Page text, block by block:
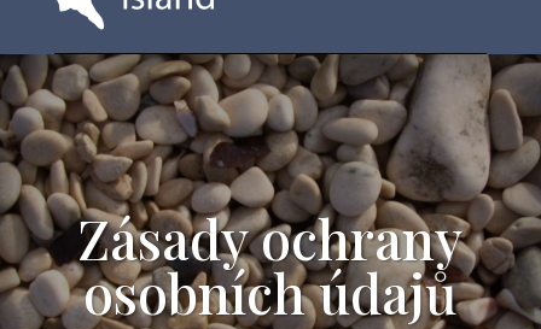
Zásady ochrany
osobních údajů